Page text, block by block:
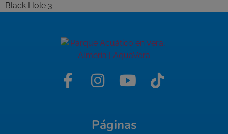
Black Hole 3
Páginas